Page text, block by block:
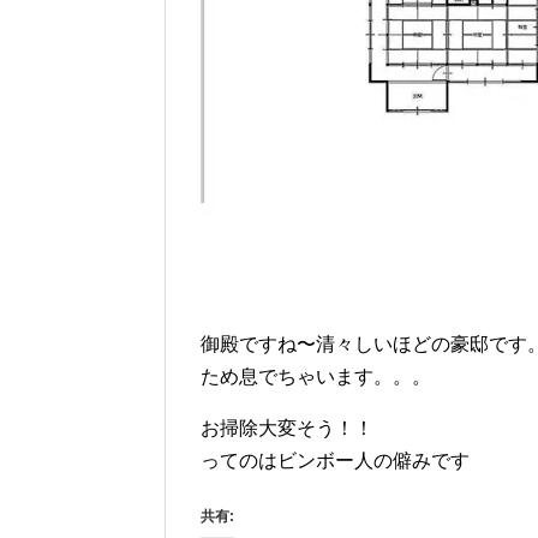
御殿ですね〜清々しいほどの豪邸です
ため息でちゃいます。。。
お掃除大変そう！！
ってのはビンボー人の僻みです
共有: